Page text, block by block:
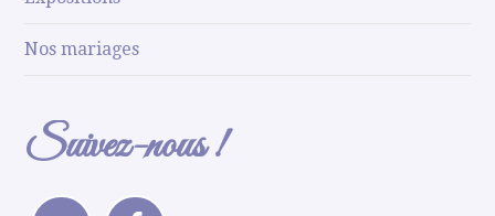
Nos mariages
Suivez-nous !